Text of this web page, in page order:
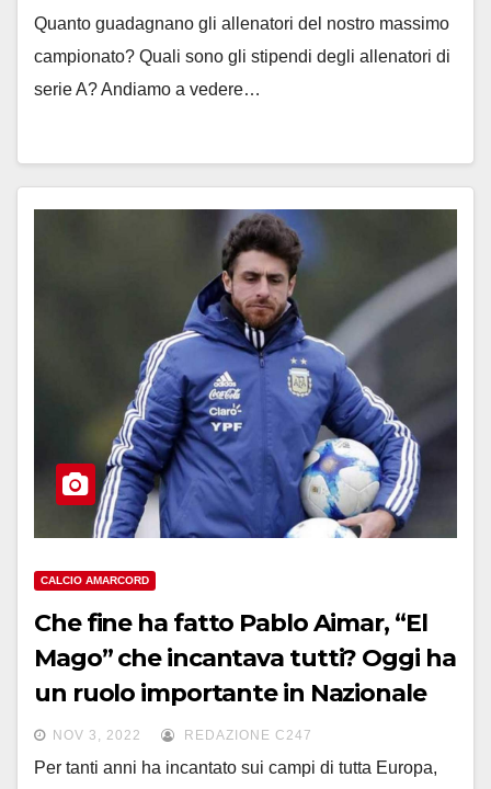
Quanto guadagnano gli allenatori del nostro massimo
campionato? Quali sono gli stipendi degli allenatori di
serie A? Andiamo a vedere…
CALCIO AMARCORD
Che fine ha fatto Pablo Aimar, “El
Mago” che incantava tutti? Oggi ha
un ruolo importante in Nazionale
NOV 3, 2022 REDAZIONE C247
Per tanti anni ha incantato sui campi di tutta Europa,